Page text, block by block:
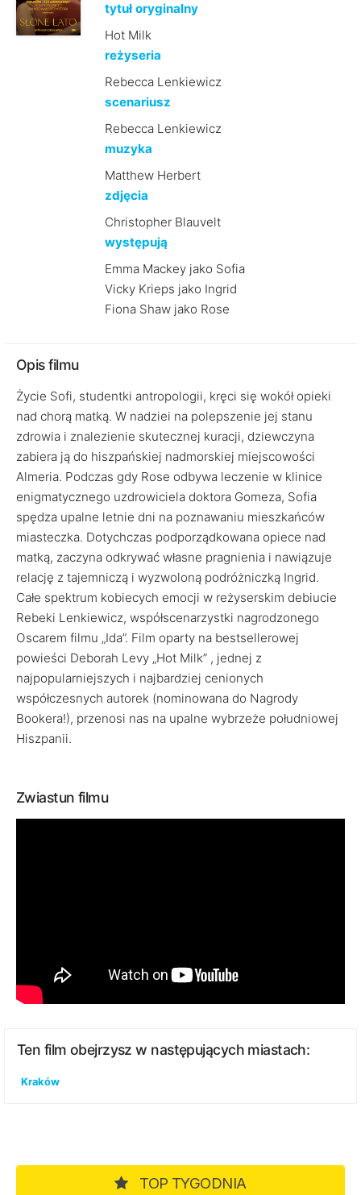
tytuł oryginalny
Hot Milk
reżyseria
Rebecca Lenkiewicz
scenariusz
Rebecca Lenkiewicz
muzyka
Matthew Herbert
zdjęcia
Christopher Blauvelt
występują
Emma Mackey jako Sofia
Vicky Krieps jako Ingrid
Fiona Shaw jako Rose
Opis filmu
Życie Sofi, studentki antropologii, kręci się wokół opieki
nad chorą matką. W nadziei na polepszenie jej stanu
zdrowia i znalezienie skutecznej kuracji, dziewczyna
zabiera ją do hiszpańskiej nadmorskiej miejscowości
Almeria. Podczas gdy Rose odbywa leczenie w klinice
enigmatycznego uzdrowiciela doktora Gomeza, Sofia
spędza upalne letnie dni na poznawaniu mieszkańców
miasteczka. Dotychczas podporządkowana opiece nad
matką, zaczyna odkrywać własne pragnienia i nawiązuje
relację z tajemniczą i wyzwoloną podróżniczką Ingrid.
Całe spektrum kobiecych emocji w reżyserskim debiucie
Rebeki Lenkiewicz, współscenarzystki nagrodzonego
Oscarem filmu „Ida”. Film oparty na bestsellerowej
powieści Deborah Levy „Hot Milk” , jednej z
najpopularniejszych i najbardziej cenionych
współczesnych autorek (nominowana do Nagrody
Bookera!), przenosi nas na upalne wybrzeże południowej
Hiszpanii.
Zwiastun filmu
Ten film obejrzysz w następujących miastach:
Kraków
TOP TYGODNIA